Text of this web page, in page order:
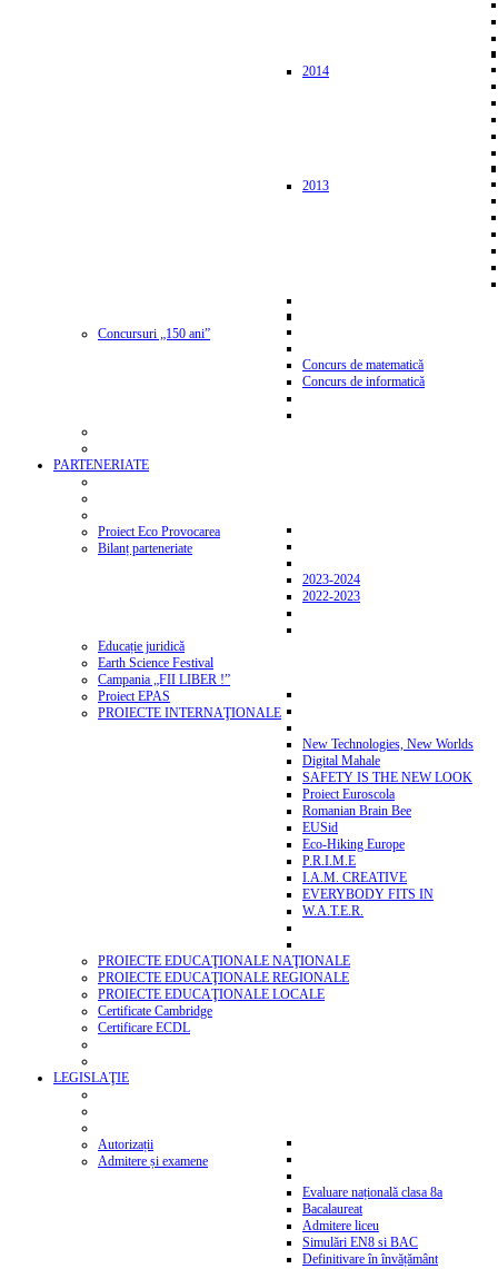
2014
2013
Concursuri „150 ani”
Concurs de matematică
Concurs de informatică
PARTENERIATE
Proiect Eco Provocarea
Bilanț parteneriate
2023-2024
2022-2023
Educație juridică
Earth Science Festival
Campania „FII LIBER !”
Proiect EPAS
PROIECTE INTERNAŢIONALE
New Technologies, New Worlds
Digital Mahale
SAFETY IS THE NEW LOOK
Proiect Euroscola
Romanian Brain Bee
EUSid
Eco-Hiking Europe
P.R.I.M.E
I.A.M. CREATIVE
EVERYBODY FITS IN
W.A.T.E.R.
PROIECTE EDUCAŢIONALE NAŢIONALE
PROIECTE EDUCAŢIONALE REGIONALE
PROIECTE EDUCAŢIONALE LOCALE
Certificate Cambridge
Certificare ECDL
LEGISLAŢIE
Autorizații
Admitere și examene
Evaluare națională clasa 8a
Bacalaureat
Admitere liceu
Simulări EN8 si BAC
Definitivare în învățământ